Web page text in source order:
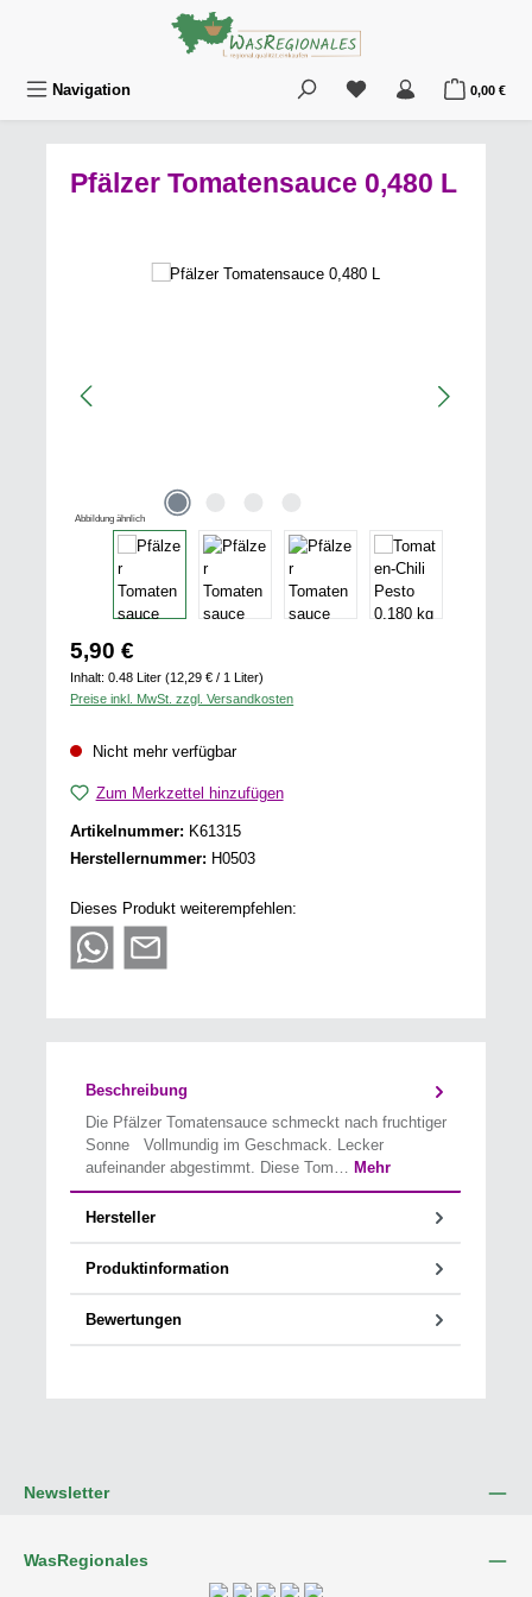
Zum Hauptinhalt springen
Navigation Du hast 0 Produkte
0,00 €
Pfälzer Tomatensauce 0,480 L
Bildergalerie überspringen
Abbildung ähnlich
Regulärer Preis:
5,90 €
Inhalt:0.48 Liter(12,29 € / 1 Liter)
Preise inkl. MwSt. zzgl. Versandkosten
Nicht mehr verfügbar
Zum Merkzettel hinzufügen
Artikelnummer: K61315
Herstellernummer: H0503
Dieses Produkt weiterempfehlen:
Beschreibung
Die Pfälzer Tomatensauce schmeckt nach fruchtiger
Sonne Vollmundig im Geschmack. Lecker
aufeinander abgestimmt. Diese Tom…
Mehr
Hersteller
Produktinformation
Bewertungen
Newsletter
WasRegionales